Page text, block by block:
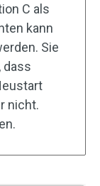
C als
kann
Sie
dass
nicht.